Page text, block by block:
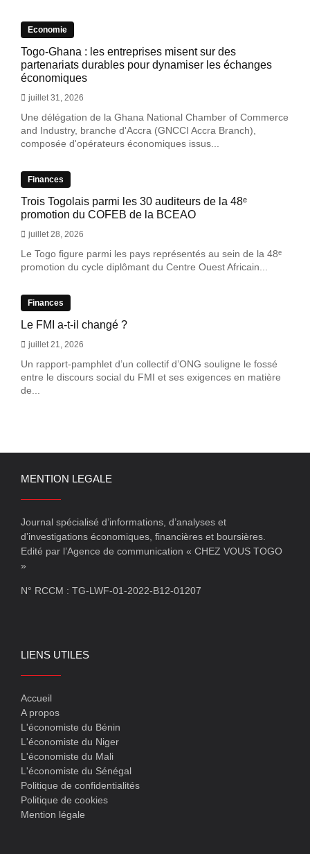
Economie
Togo-Ghana : les entreprises misent sur des
partenariats durables pour dynamiser les échanges
économiques
juillet 31, 2026
Une délégation de la Ghana National Chamber of Commerce
and Industry, branche d'Accra (GNCCI Accra Branch),
composée d'opérateurs économiques issus...
Finances
Trois Togolais parmi les 30 auditeurs de la 48ᵉ
promotion du COFEB de la BCEAO
juillet 28, 2026
Le Togo figure parmi les pays représentés au sein de la 48ᵉ
promotion du cycle diplômant du Centre Ouest Africain...
Finances
Le FMI a-t-il changé ?
juillet 21, 2026
Un rapport-pamphlet d’un collectif d’ONG souligne le fossé
entre le discours social du FMI et ses exigences en matière
de...
MENTION LEGALE
Journal spécialisé d’informations, d’analyses et
d’investigations économiques, financières et boursières.
Edité par l’Agence de communication « CHEZ VOUS TOGO
»
N° RCCM : TG-LWF-01-2022-B12-01207
LIENS UTILES
Accueil
A propos
L'économiste du Bénin
L'économiste du Niger
L'économiste du Mali
L'économiste du Sénégal
Politique de confidentialités
Politique de cookies
Mention légale